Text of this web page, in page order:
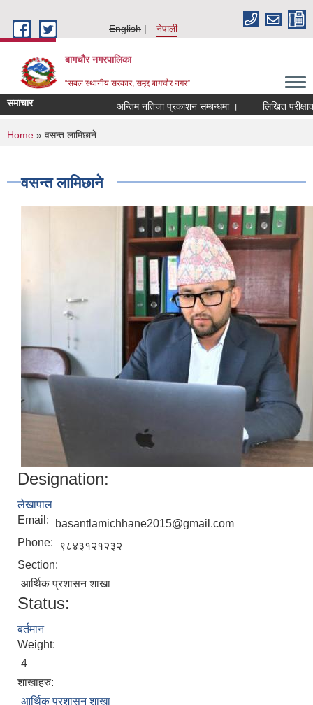
English
नेपाली
बागचौर नगरपालिका
“सबल स्थानीय सरकार, समृद्द बागचौर नगर”
समाचार अन्तिम नतिजा प्रकाशन सम्बन्धमा । लिखित
You are here
Home » वसन्त लामिछाने
वसन्त लामिछाने
Designation:
लेखापाल
Email:
basantlamichhane2015@gmail.com
Phone:
९८४३१२१२३२
Section:
आर्थिक प्रशासन शाखा
Status:
बर्तमान
Weight:
4
शाखाहरु:
आर्थिक प्रशासन शाखा